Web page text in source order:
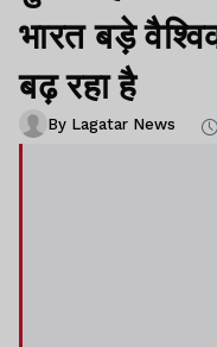
भारत बड़े
बढ़ रहा है
By Lagatar News